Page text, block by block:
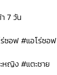
7 วัน
ร่ซอฟ #แอโร่ซอฟ
หญิง #แตะชาย